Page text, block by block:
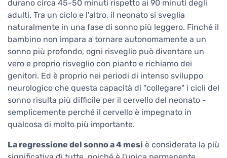
durano circa 45-50 minuti rispetto ai 90 minuti degli
adulti. Tra un ciclo e l'altro, il neonato si sveglia
naturalmente in una fase di sonno più leggero. Finché il
bambino non impara a tornare autonomamente a un
sonno più profondo, ogni risveglio può diventare un
vero e proprio risveglio con pianto e richiamo dei
genitori. Ed è proprio nei periodi di intenso sviluppo
neurologico che questa capacità di "collegare" i cicli del
sonno risulta più difficile per il cervello del neonato -
semplicemente perché il cervello è impegnato in
qualcosa di molto più importante.
La regressione del sonno a 4 mesi è considerata la più